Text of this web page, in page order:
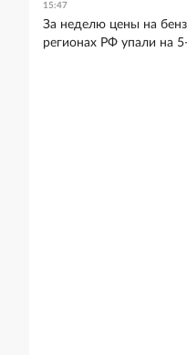
15:47
За неделю цены на
регионах РФ упали на